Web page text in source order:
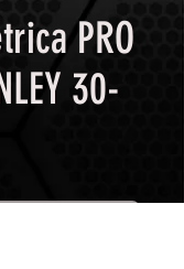
PRO
30-